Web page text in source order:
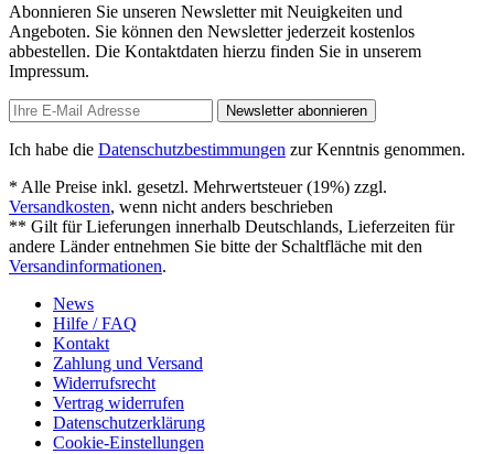
Abonnieren Sie unseren Newsletter mit Neuigkeiten und
Angeboten. Sie können den Newsletter jederzeit kostenlos
abbestellen. Die Kontaktdaten hierzu finden Sie in unserem
Impressum.
Newsletter abonnieren
Ich habe die Datenschutzbestimmungen zur Kenntnis genommen.
* Alle Preise inkl. gesetzl. Mehrwertsteuer (19%) zzgl.
Versandkosten, wenn nicht anders beschrieben
** Gilt für Lieferungen innerhalb Deutschlands, Lieferzeiten für
andere Länder entnehmen Sie bitte der Schaltfläche mit den
Versandinformationen.
News
Hilfe / FAQ
Kontakt
Zahlung und Versand
Widerrufsrecht
Vertrag widerrufen
Datenschutzerklärung
Cookie-Einstellungen